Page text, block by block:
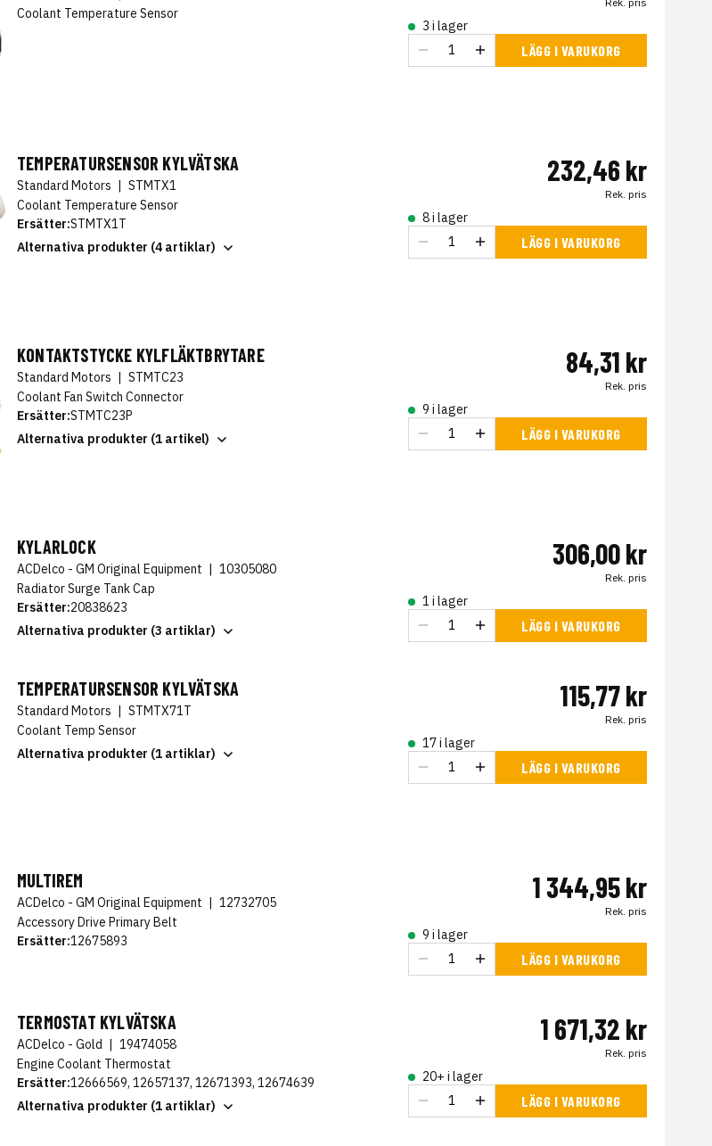
Coolant Temperature Sensor
3 i lager
LÄGG I VARUKORG
TEMPERATURSENSOR KYLVÄTSKA
Standard Motors | STMTX1
Coolant Temperature Sensor
Ersätter:STMTX1T
Alternativa produkter (4 artiklar)
232,46 kr
Rek. pris
8 i lager
LÄGG I VARUKORG
KONTAKTSTYCKE KYLFLÄKTBRYTARE
Standard Motors | STMTC23
Coolant Fan Switch Connector
Ersätter:STMTC23P
Alternativa produkter (1 artikel)
84,31 kr
Rek. pris
9 i lager
LÄGG I VARUKORG
KYLARLOCK
ACDelco - GM Original Equipment | 10305080
Radiator Surge Tank Cap
Ersätter:20838623
Alternativa produkter (3 artiklar)
306,00 kr
Rek. pris
1 i lager
LÄGG I VARUKORG
TEMPERATURSENSOR KYLVÄTSKA
Standard Motors | STMTX71T
Coolant Temp Sensor
Alternativa produkter (1 artiklar)
115,77 kr
Rek. pris
17 i lager
LÄGG I VARUKORG
MULTIREM
ACDelco - GM Original Equipment | 12732705
Accessory Drive Primary Belt
Ersätter:12675893
1 344,95 kr
Rek. pris
9 i lager
LÄGG I VARUKORG
TERMOSTAT KYLVÄTSKA
ACDelco - Gold | 19474058
Engine Coolant Thermostat
Ersätter:12666569, 12657137, 12671393, 12674639
Alternativa produkter (1 artiklar)
1 671,32 kr
Rek. pris
20+ i lager
LÄGG I VARUKORG